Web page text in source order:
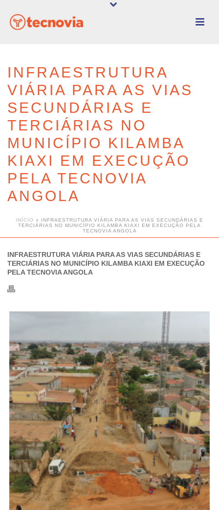
INFRAESTRUTURA
VIÁRIA PARA AS VIAS
SECUNDÁRIAS E
TERCIÁRIAS NO
MUNICÍPIO KILAMBA
KIAXI EM EXECUÇÃO
PELA TECNOVIA
ANGOLA
INÍCIO » INFRAESTRUTURA VIÁRIA PARA AS VIAS SECUNDÁRIAS E
TERCIÁRIAS NO MUNICÍPIO KILAMBA KIAXI EM EXECUÇÃO PELA
TECNOVIA ANGOLA
INFRAESTRUTURA VIÁRIA PARA AS VIAS SECUNDÁRIAS E
TERCIÁRIAS NO MUNICÍPIO KILAMBA KIAXI EM EXECUÇÃO
PELA TECNOVIA ANGOLA